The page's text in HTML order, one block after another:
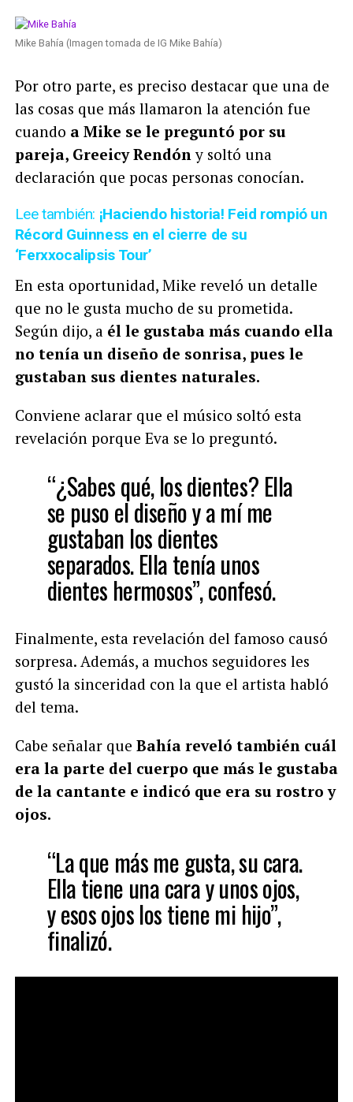
Mike Bahía (Imagen tomada de IG Mike Bahía)
Por otro parte, es preciso destacar que una de
las cosas que más llamaron la atención fue
cuando a Mike se le preguntó por su
pareja, Greeicy Rendóny soltó una
declaración que pocas personas conocían.
Lee también: ¡Haciendo historia! Feid rompió un
Récord Guinness en el cierre de su
‘Ferxxocalipsis Tour’
En esta oportunidad, Mike reveló un detalle
que no le gusta mucho de su prometida.
Según dijo, a él le gustaba más cuando ella
no tenía un diseño de sonrisa, pues le
gustaban sus dientes naturales.
Conviene aclarar que el músico soltó esta
revelación porque Eva se lo preguntó.
“¿Sabes qué, los dientes? Ella
se puso el diseño y a mí me
gustaban los dientes
separados. Ella tenía unos
dientes hermosos”, confesó.
Finalmente, esta revelación del famoso causó
sorpresa. Además, a muchos seguidores les
gustó la sinceridad con la que el artista habló
del tema.
Cabe señalar que Bahía reveló también cuál
era la parte del cuerpo que más le gustaba
de la cantante e indicó que era su rostro y
ojos.
“La que más me gusta, su cara.
Ella tiene una cara y unos ojos,
y esos ojos los tiene mi hijo”,
finalizó.